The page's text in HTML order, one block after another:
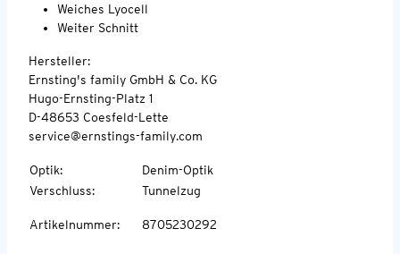
Weiches Lyocell
Weiter Schnitt
Hersteller:
Ernsting's family GmbH & Co. KG
Hugo-Ernsting-Platz 1
D-48653 Coesfeld-Lette
service@ernstings-family.com
Optik:
Denim-Optik
Verschluss: Tunnelzug
Artikelnummer: 8705230292